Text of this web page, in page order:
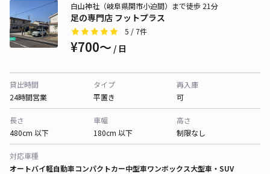
足の専門店 フットプラス
白山神社（岐阜県関市小迫間）まで徒歩 21分
5 / 7件
¥700〜 / 日
貸出時間
24時間営業
タイプ
平置き
再入庫
可
長さ
480cm 以下
車幅
180cm 以下
高さ
制限なし
対応車種
オートバイ軽自動車コンパクトカー中型車ワンボックス大型車・SUV